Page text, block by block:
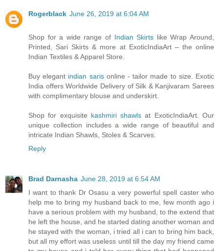
Rogerblack June 26, 2019 at 6:04 AM
Shop for a wide range of Indian Skirts like Wrap Around,
Printed, Sari Skirts & more at ExoticIndiaArt – the online
Indian Textiles & Apparel Store.
Buy elegant indian sarisonline - tailor made to size. Exotic
India offers Worldwide Delivery of Silk & Kanjivaram Sarees
with complimentary blouse and underskirt.
Shop for exquisite kashmiri shawls at ExoticIndiaArt. Our
unique collection includes a wide range of beautiful and
intricate Indian Shawls, Stoles & Scarves.
Reply
Brad Darnasha June 28, 2019 at 6:54 AM
I want to thank Dr Osasu a very powerful spell caster who
help me to bring my husband back to me, few month ago i
have a serious problem with my husband, to the extend that
he left the house, and he started dating another woman and
he stayed with the woman, i tried all i can to bring him back,
but all my effort was useless until till the day my friend came